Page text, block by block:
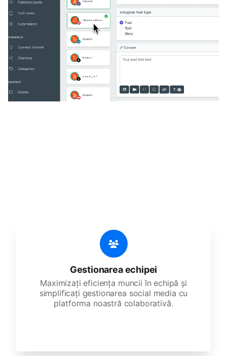
Gestionarea echipei
Maximizați eficiența muncii în echipă și
simplificați gestionarea social media cu
platforma noastră colaborativă.